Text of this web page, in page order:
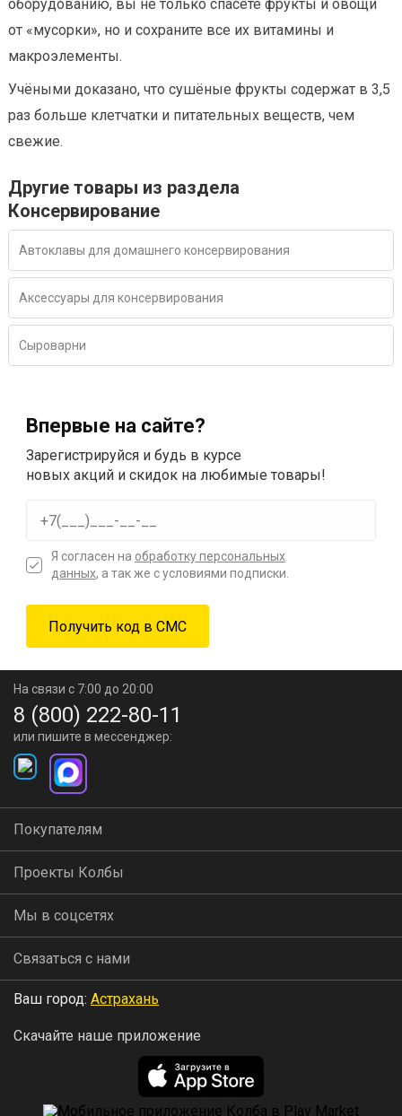
оборудованию, вы не только спасёте фрукты и овощи
от «мусорки», но и сохраните все их витамины и
макроэлементы.
Учёными доказано, что сушёные фрукты содержат в 3,5
раз больше клетчатки и питательных веществ, чем
свежие.
Другие товары из раздела
Консервирование
Автоклавы для домашнего консервирования
Аксессуары для консервирования
Сыроварни
Впервые на сайте?
Зарегистрируйся и будь в курсе
новых акций и скидок на любимые товары!
Я согласен на обработку персональных
данных, а так же с условиями подписки.
На связи с 7:00 до 20:00
8 (800) 222-80-11
или пишите в мессенджер:
Покупателям
Проекты Колбы
Мы в соцсетях
Связаться с нами
Ваш город: Астрахань
Скачайте наше приложение